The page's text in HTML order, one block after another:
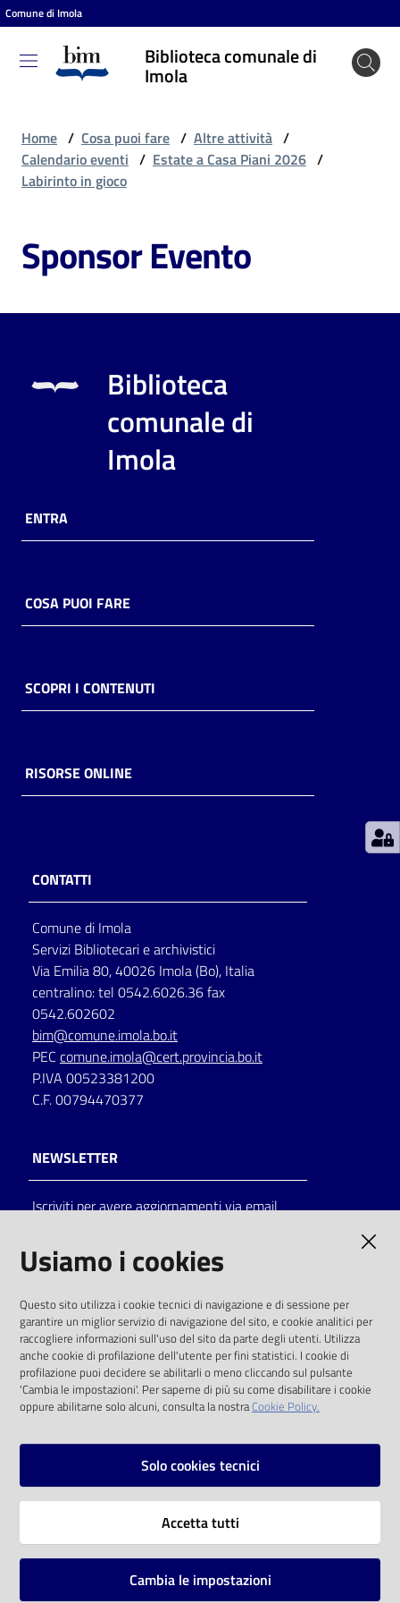
Vai al contenuto
Vai alla navigazione
Vai al footer
Comune di Imola
Biblioteca comunale di
Imola
Biblioteca
comunale
Cosa
fare
Scopri
online
Piani
Decentrate
Seguici
su
on line
Eventi
Chiedi al
bibliotecario
Avvisi
Home / Cosa puoi fare / Altre attività /
Calendario eventi / Estate a Casa Piani 2026 /
Labirinto in gioco
Sponsor Evento
Biblioteca
comunale di
Imola
ENTRA
COSA PUOI FARE
SCOPRI I CONTENUTI
RISORSE ONLINE
CONTATTI
Comune di Imola
Servizi Bibliotecari e archivistici
Via Emilia 80, 40026 Imola (Bo), Italia
centralino: tel 0542.6026.36 fax
0542.602602
bim@comune.imola.bo.it
PEC comune.imola@cert.provincia.bo.it
P.IVA 00523381200
C.F. 00794470377
NEWSLETTER
Iscriviti per avere aggiornamenti via email
solo alle condizioni previste dalla direttiva
comunitaria 2003/98/CE e dal d.lgs. 36/2006
SOCIAL
Instagram
Vai alla pagina
Usiamo i cookies
Questo sito utilizza i cookie tecnici di navigazione e di sessione per
garantire un miglior servizio di navigazione del sito, e cookie analitici per
raccogliere informazioni sull'uso del sito da parte degli utenti. Utilizza
anche cookie di profilazione dell'utente per fini statistici. I cookie di
profilazione puoi decidere se abilitarli o meno cliccando sul pulsante
'Cambia le impostazioni'. Per saperne di più su come disabilitare i cookie
oppure abilitarne solo alcuni, consulta la nostraCookie Policy.
Solo cookies tecnici
Accetta tutti
Cambia le impostazioni